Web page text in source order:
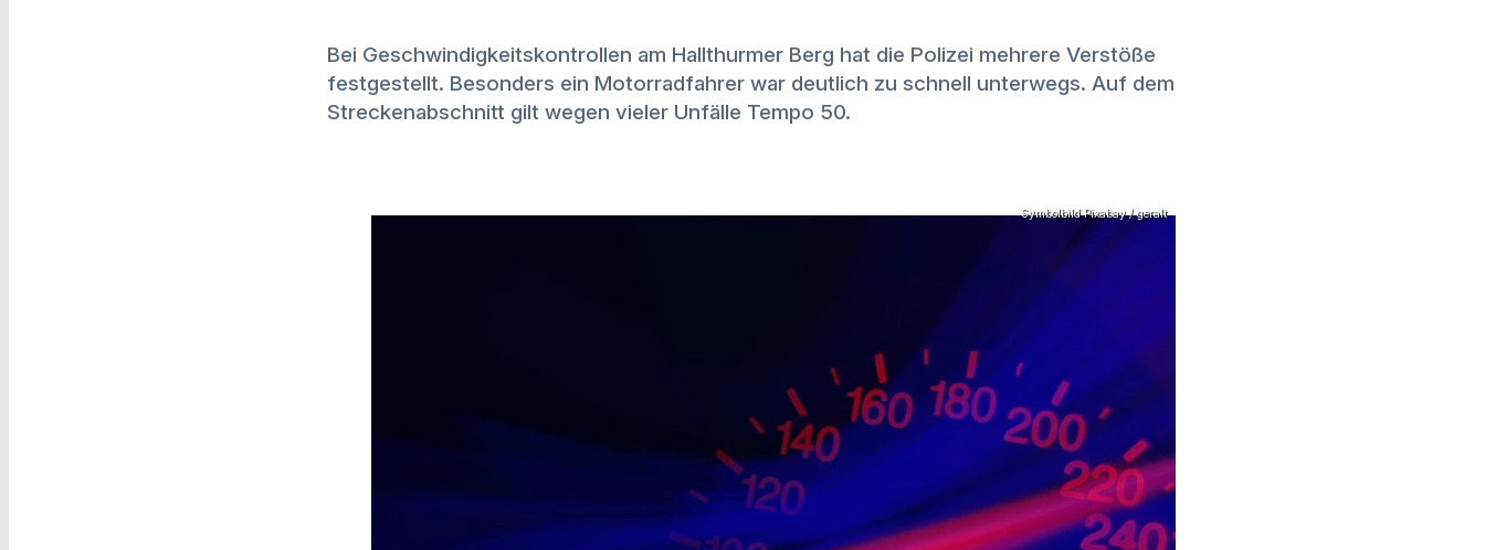
Bei Geschwindigkeitskontrollen am Hallthurmer Berg hat die Polizei mehrere Verstöße
festgestellt. Besonders ein Motorradfahrer war deutlich zu schnell unterwegs. Auf dem
Streckenabschnitt gilt wegen vieler Unfälle Tempo 50.
Symbolbild Pixabay / geralt